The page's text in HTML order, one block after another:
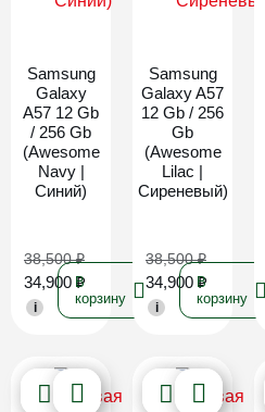
Samsung
Galaxy
A57 12 Gb
/ 256 Gb
(Awesome
Navy |
Синий)
38,500₽
34,900 ₽
i
В
корзину
Samsung
Galaxy A57
12 Gb / 256
Gb
(Awesome
Lilac |
Сиреневый)
38,500₽
34,900 ₽
i
В
корзину